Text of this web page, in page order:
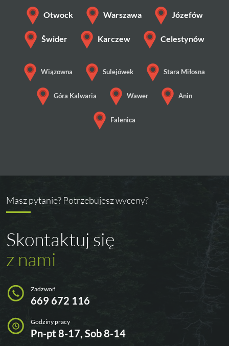
Otwock Warszawa Józefów
Świder Karczew Celestynów
Wiązowna Sulejówek Stara Miłosna
Góra Kalwaria Wawer Anin
Falenica
Masz pytanie? Potrzebujesz wyceny?
Skontaktuj się
z nami
Zadzwoń
669 672 116
Godziny pracy
Pn-pt 8-17, Sob 8-14